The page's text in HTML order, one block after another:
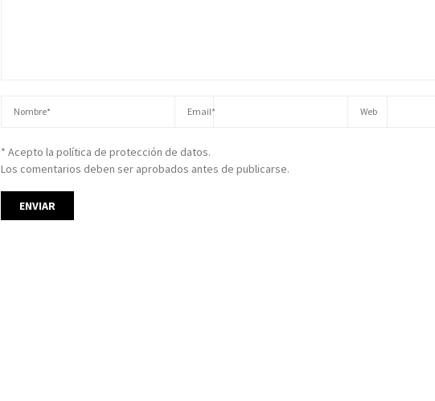
* Acepto la política de protección de datos.
Los comentarios deben ser aprobados antes de publicarse.